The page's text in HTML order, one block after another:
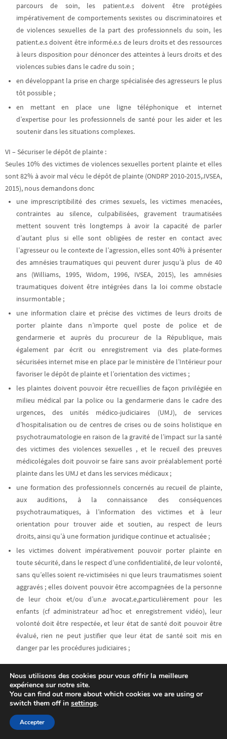
parcours de soin, les patient.e.s doivent être protégées
impérativement de comportements sexistes ou discriminatoires et
de violences sexuelles de la part des professionnels du soin, les
patient.e.s doivent être informé.e.s de leurs droits et des ressources
à leurs disposition pour dénoncer des atteintes à leurs droits et des
violences subies dans le cadre du soin ;
en développant la prise en charge spécialisée des agresseurs le plus
tôt possible ;
en mettant en place une ligne téléphonique et internet
d’expertisepour les professionnels de santé pour les aider et les
soutenir dans les situations complexes.
VI – Sécuriser le dépôt de plainte :
Seules 10% des victimes de violences sexuelles portent plainte et elles
sont 82% à avoir mal vécu le dépôt de plainte (ONDRP 2010-2015,.IVSEA,
2015), nous demandons donc
une imprescriptibilité des crimes sexuels, les victimes menacées,
contraintes au silence, culpabilisées, gravement traumatisées
mettent souvent très longtemps à avoir la capacité de parler
d’autant plus si elle sont obligées de rester en contact avec
l’agresseur ou le contexte de l’agression, elles sont 40% à présenter
des amnésies traumatiques qui peuvent durer jusqu’à plus de 40
ans (Williams, 1995, Widom, 1996, IVSEA, 2015), les amnésies
traumatiques doivent être intégrées dans la loi comme obstacle
insurmontable ;
une information claire et précise des victimes de leurs droits de
porter plainte dans n’importe quel poste de police et de
gendarmerie et auprès du procureur de la République, mais
également par écrit ou enregistrement via des plate-formes
sécurisées internet mise en place par le ministère de l’Intérieur pour
favoriser le dépôt de plainte et l’orientation des victimes ;
les plaintes doivent pouvoir être recueillies de façon privilégiée en
milieu médical par la police ou la gendarmeriedans le cadre des
urgences, des unités médico-judiciaires (UMJ), de services
d’hospitalisation ou de centres de crises ou de soins holistique en
psychotraumatologie en raison de la gravité de l’impact sur la santé
des victimes des violences sexuelles , et le recueil des preuves
médicolégales doit pouvoir se faire sans avoir préalablement porté
plainte dans les UMJ et dans les services médicaux ;
une formation des professionnels concernés au recueil de plainte,
aux auditions, à la connaissance des conséquences
psychotraumatiques, à l’information des victimes et à leur
orientation pour trouver aide et soutien, au respect de leurs
droits, ainsi qu’à une formation juridique continue et actualisée ;
les victimes doivent impérativement pouvoir porter plainte en
toute sécurité,dans le respect d’une confidentialité, de leur volonté,
sans qu’elles soient re-victimisées ni que leurs traumatismes soient
aggravés ; elles doivent pouvoir être accompagnées de la personne
de leur choix et/ou d’un.e avocat.e,particulièrement pour les
enfants (cf administrateur ad’hoc et enregistrement vidéo), leur
volonté doit être respectée, et leur état de santé doit pouvoir être
évalué, rien ne peut justifier que leur état de santé soit mis en
danger par les procédures judiciaires ;
Sur les 10% de plaintes, 70% sont classées sans suite pour les victimes,
15 à 20% sont déqualifiées et seules 10% aboutissent à un jugement en
cour d’assises. 81% des victimes de violences sexuelles ayant porté
plainte déclarent avoir le sentiment de n’avoir pas été reconnues par la
justice (ONDRP 2010-2015, V. Le Goaziou, 2016, infestât justice 2018,
Nous utilisons des cookies pour vous offrir la meilleure
expérience sur notre site.
You can find out more about which cookies we are using or
switch them off in settings.
Accepter